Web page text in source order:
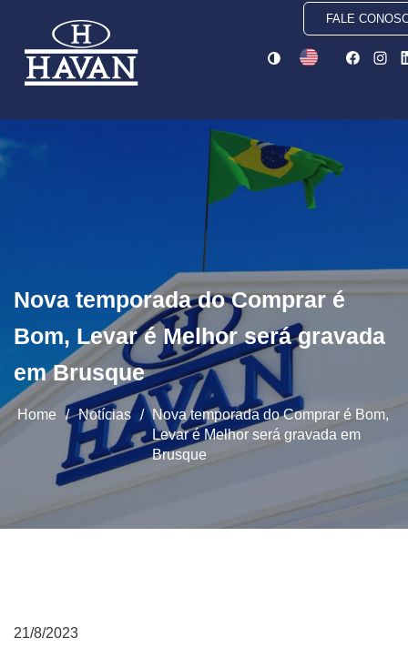
FALE
Nova temporada do Comprar é
Bom, Levar é Melhor será gravada
em Brusque
Home / Notícias / Nova temporada do Comprar é Bom,
Levar é Melhor será gravada em
Brusque
21/8/2023